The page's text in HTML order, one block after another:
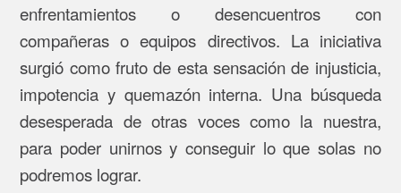
enfrentamientos o desencuentros con
compañeras o equipos directivos. La iniciativa
surgió como fruto de esta sensación de injusticia,
impotencia y quemazón interna. Una búsqueda
desesperada de otras voces como la nuestra,
para poder unirnos y conseguir lo que solas no
podremos lograr.